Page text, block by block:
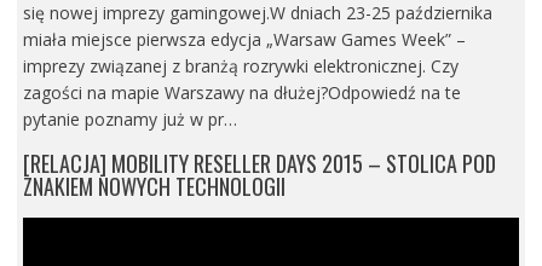
się nowej imprezy gamingowej.W dniach 23-25 października
miała miejsce pierwsza edycja „Warsaw Games Week” –
imprezy związanej z branżą rozrywki elektronicznej. Czy
zagości na mapie Warszawy na dłużej?Odpowiedź na te
pytanie poznamy już w pr…
[RELACJA] MOBILITY RESELLER DAYS 2015 – STOLICA POD
ZNAKIEM NOWYCH TECHNOLOGII